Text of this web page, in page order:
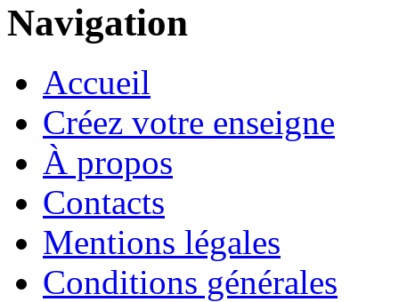
Navigation
Accueil
Créez votre enseigne
À propos
Contacts
Mentions légales
Conditions générales